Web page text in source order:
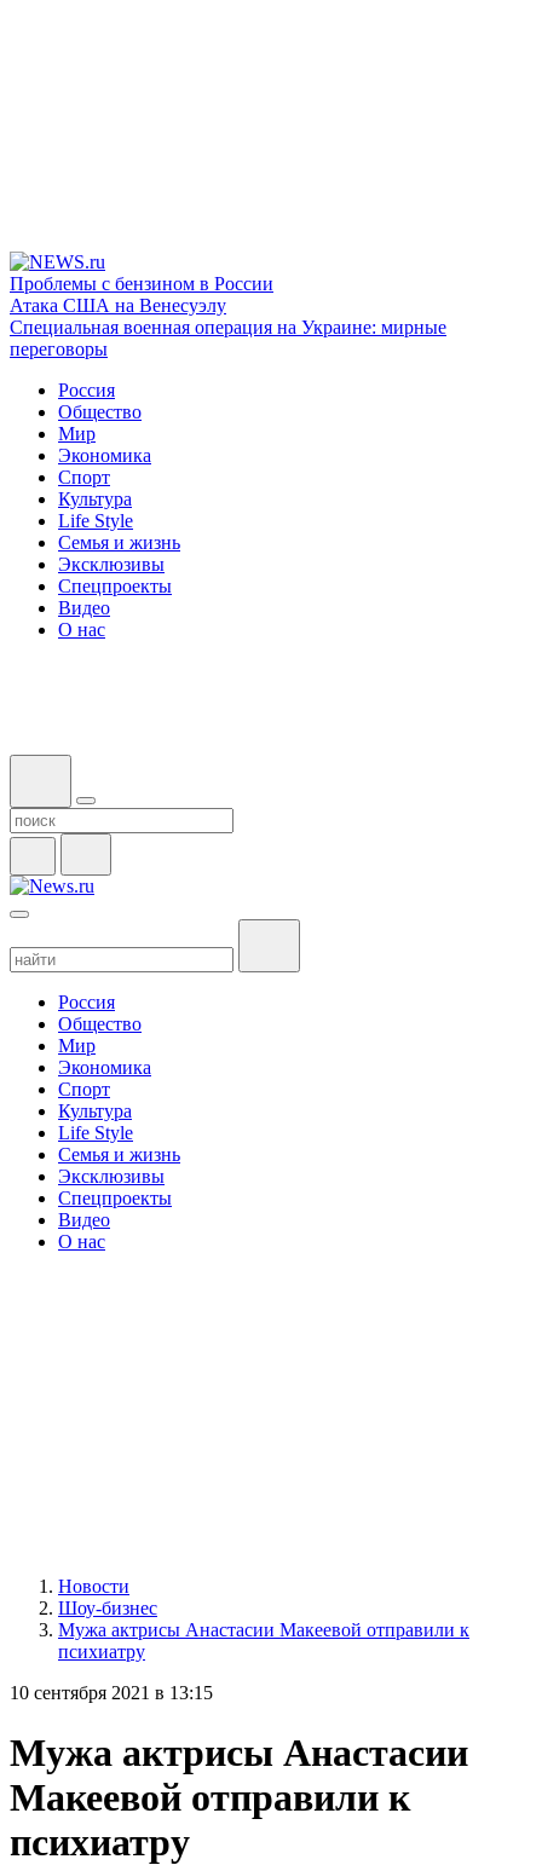
Проблемы с бензином в России
Атака США на Венесуэлу
Специальная военная операция на Украине: мирные
переговоры
Россия
Общество
Мир
Экономика
Спорт
Культура
Life Style
Семья и жизнь
Эксклюзивы
Спецпроекты
Видео
О нас
Россия
Общество
Мир
Экономика
Спорт
Культура
Life Style
Семья и жизнь
Эксклюзивы
Спецпроекты
Видео
О нас
Новости
Шоу-бизнес
Мужа актрисы Анастасии Макеевой отправили к
психиатру
10 сентября 2021 в 13:15
Мужа актрисы Анастасии
Макеевой отправили к
психиатру